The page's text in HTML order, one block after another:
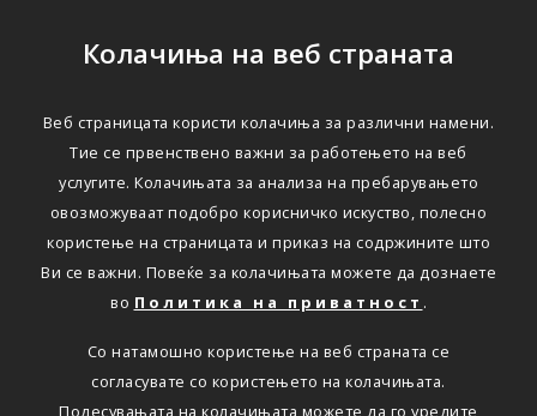
Колачиња на веб страната
Веб страницата користи колачиња за различни намени.
Тие се првенствено важни за работењето на веб
услугите. Колачињата за анализа на пребарувањето
овозможуваат подобро корисничко искуство, полесно
користење на страницата и приказ на содржините што
Ви се важни. Повеќе за колачињата можете да дознаете
во Политика на приватност .
Со натамошно користење на веб страната се
согласувате со користењето на колачињата.
Подесувањата на колачињата можете да го уредите